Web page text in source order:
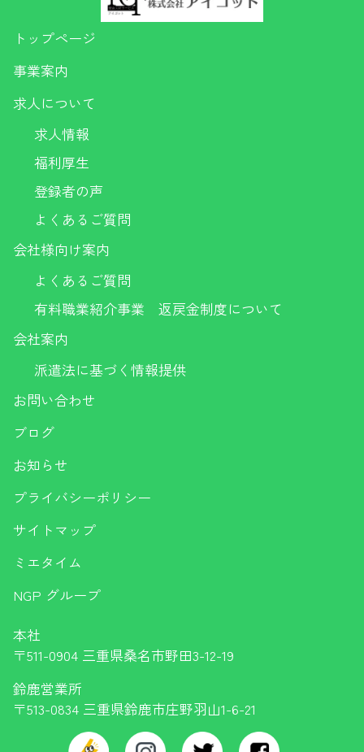
トップページ
事業案内
求人について
求人情報
福利厚生
登録者の声
よくあるご質問
会社様向け案内
よくあるご質問
有料職業紹介事業 返戻金制度について
会社案内
派遣法に基づく情報提供
お問い合わせ
ブログ
お知らせ
プライバシーポリシー
サイトマップ
ミエタイム
NGP グループ
本社
〒511-0904 三重県桑名市野田3-12-19
鈴鹿営業所
〒513-0834 三重県鈴鹿市庄野羽山1-6-21